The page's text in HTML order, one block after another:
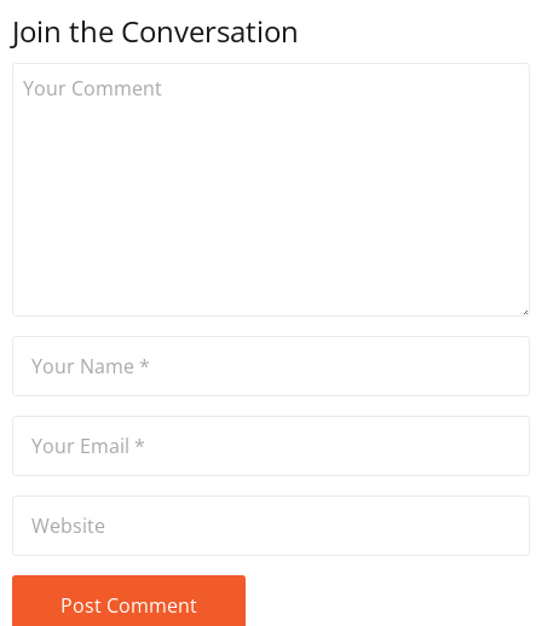
kurdu. 2017'nin Mayıs ayından
Join the Conversation